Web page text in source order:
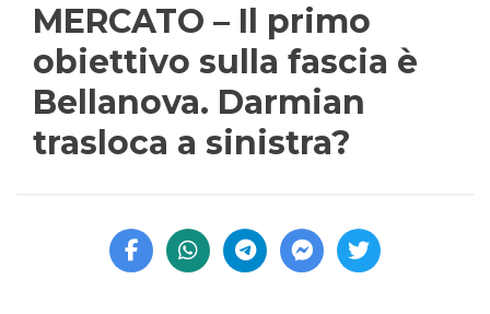
MERCATO – Il primo
obiettivo sulla fascia è
Bellanova. Darmian
trasloca a sinistra?